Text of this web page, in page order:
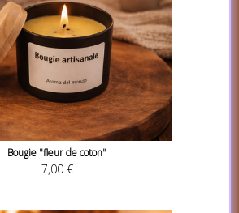
Bougie "fleur de coton"
7,00 €